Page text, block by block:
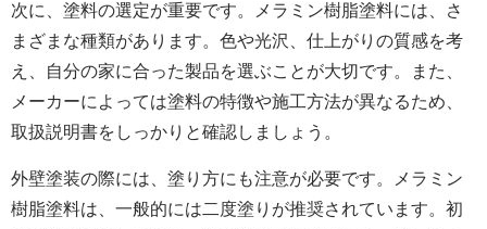
次に、塗料の選定が重要です。メラミン樹脂塗料には、さ
まざまな種類があります。色や光沢、仕上がりの質感を考
え、自分の家に合った製品を選ぶことが大切です。また、
メーカーによっては塗料の特徴や施工方法が異なるため、
取扱説明書をしっかりと確認しましょう。
外壁塗装の際には、塗り方にも注意が必要です。メラミン
樹脂塗料は、一般的には二度塗りが推奨されています。初